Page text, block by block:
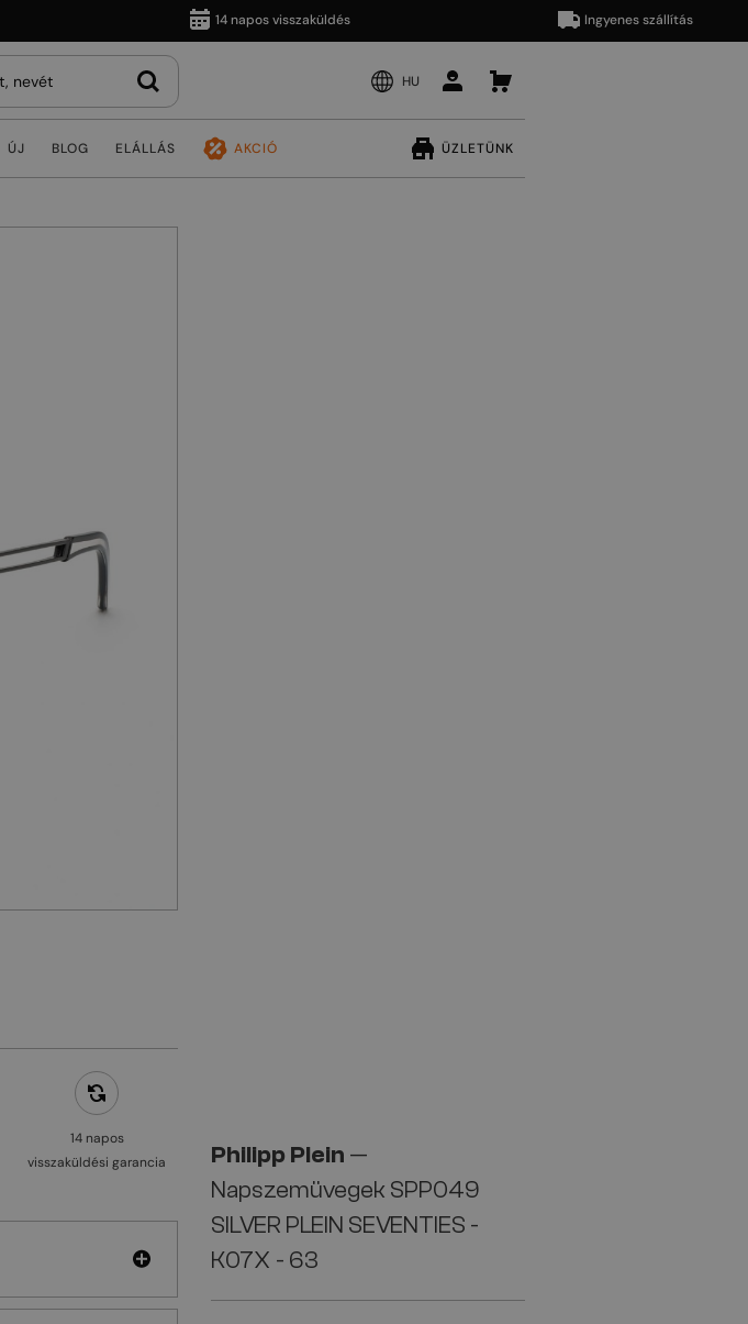
14 napos visszaküldés Ingyenes szállítás
HU
ÚJ BLOG ELÁLLÁS AKCIÓ ÜZLETÜNK
14 napos
visszaküldési garancia
Philipp Plein —
Napszemüvegek SPP049
SILVER PLEIN SEVENTIES -
K07X - 63